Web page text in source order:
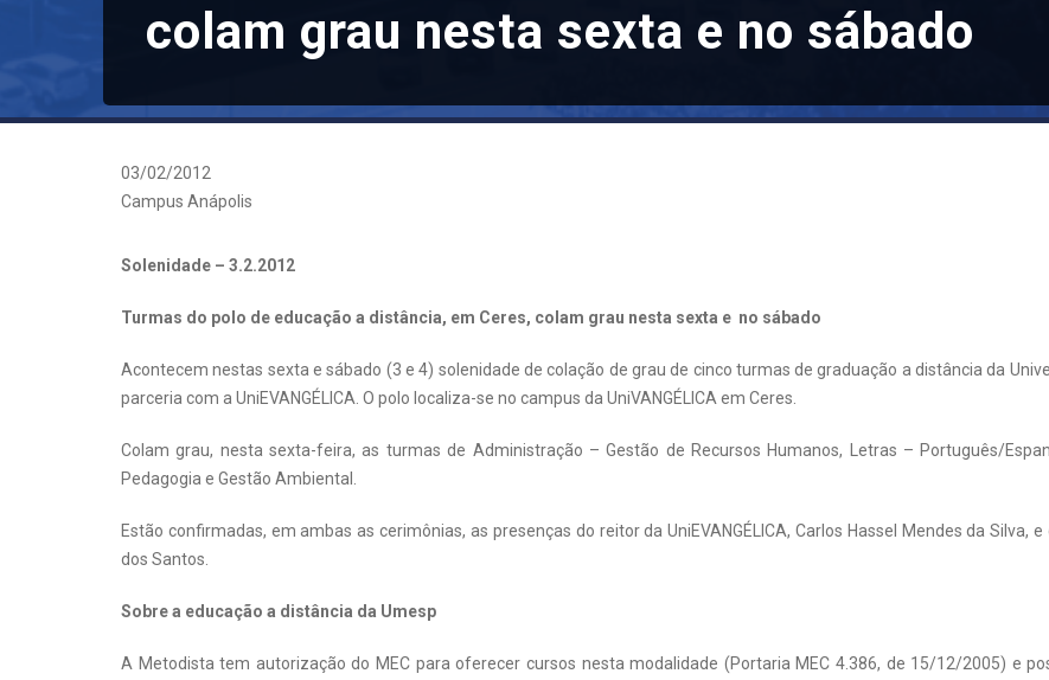
colam grau nesta sexta e no sábado
03/02/2012
Campus Anápolis
Solenidade – 3.2.2012
Turmas do polo de educação a distância, em Ceres, colam grau nesta sexta e no sábado
Acontecem nestas sexta e sábado (3 e 4) solenidade de colação de grau de cinco turmas de graduação a distância da
parceria com a UniEVANGÉLICA. O polo localiza-se no campus da UniVANGÉLICA em Ceres.
Colam grau, nesta sexta-feira, as turmas de Administração – Gestão de Recursos Humanos, Letras – Português/
Pedagogia e Gestão Ambiental.
Estão confirmadas, em ambas as cerimônias, as presenças do reitor da UniEVANGÉLICA, Carlos Hassel Mendes da
dos Santos.
Sobre a educação a distância da Umesp
A Metodista tem autorização do MEC para oferecer cursos nesta modalidade (Portaria MEC 4.386, de 15/12/2005) e